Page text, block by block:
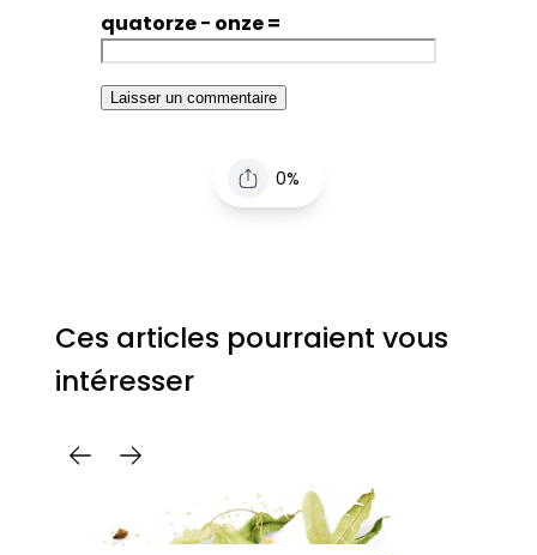
quatorze − onze =
0%
Ces articles pourraient vous
intéresser